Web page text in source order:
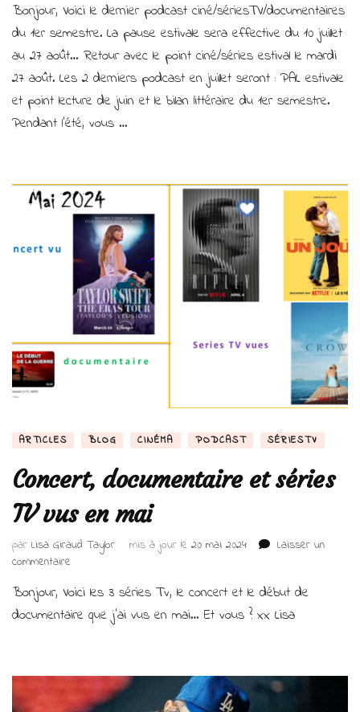
docus
et
séries
TV
vus
en
juin
2024
Bonjour, Voici le dernier podcast ciné/sériesTV/documentaires
du 1er semestre. La pause estivale sera effective du 10 juillet
au 27 août… Retour avec le point ciné/séries estival le mardi
27 août. Les 2 derniers podcast en juillet seront : PAL estivale
et point lecture de juin et le bilan littéraire du 1er semestre.
Pendant l’été, vous …
ARTICLES BLOG CINÉMA PODCAST SÉRIESTV
Concert, documentaire et séries
TV vus en mai
par Lisa Giraud Taylor mis à jour le 20 mai 2024
Laisser un
commentaire
documentaire
et
séries
en
Bonjour, Voici les 3 séries Tv, le concert et le début de
documentaire que j’ai vus en mai… Et vous ? xx Lisa